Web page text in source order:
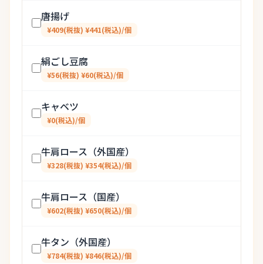
唐揚げ
¥409(税抜) ¥441(税込)/個
絹ごし豆腐
¥56(税抜) ¥60(税込)/個
キャベツ
¥0(税込)/個
牛肩ロース（外国産）
¥328(税抜) ¥354(税込)/個
牛肩ロース（国産）
¥602(税抜) ¥650(税込)/個
牛タン（外国産）
¥784(税抜) ¥846(税込)/個